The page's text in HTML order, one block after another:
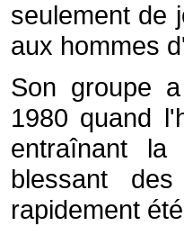
seulement de
aux hommes
Son groupe
1980 quand
entraînant
blessant
rapidement